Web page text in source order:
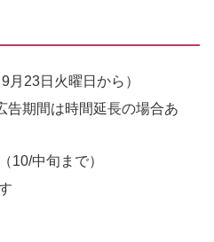
月23日火曜日から）
告期間は時間延長の場合あ
10/中旬まで）